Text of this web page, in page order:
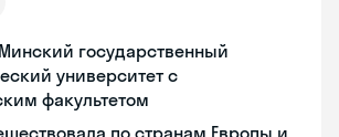
государственный
университет с
факультетом
по странам Европы и